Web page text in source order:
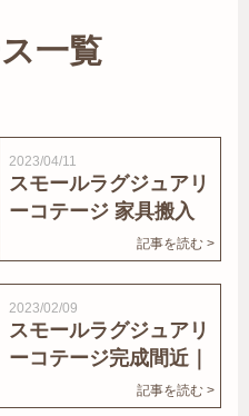
一覧
2023/04/11
スモールラグジュアリ
ーコテージ 家具搬入
記事を読む >
2023/02/09
スモールラグジュアリ
ーコテージ完成間近｜
記事を読む >